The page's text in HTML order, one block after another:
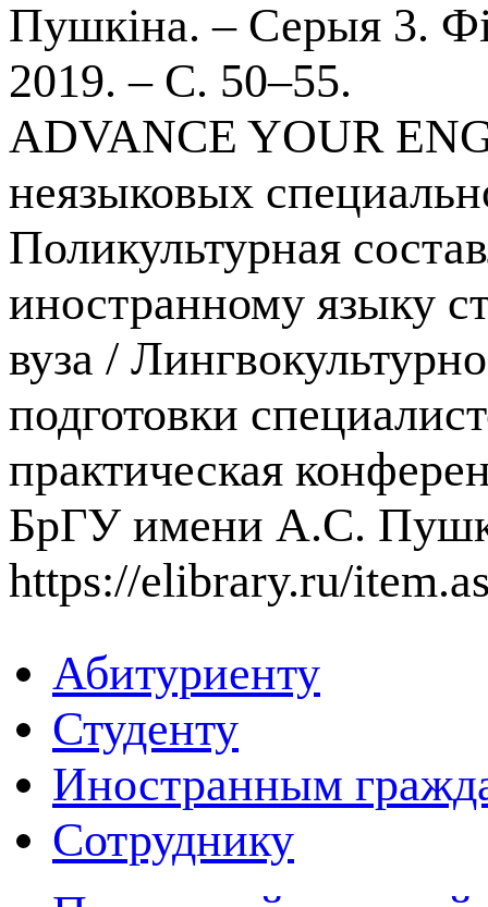
Пушкіна. – Серыя 3.
2019. – С. 50–55.
ADVANCE YOUR
неязыковых
Поликультурная
иностранному языку
вуза /
подготовки
практическая
БрГУ имени А.С.
https://elibrary.ru/
Абитуриенту
Студенту
Иностранным
Сотруднику